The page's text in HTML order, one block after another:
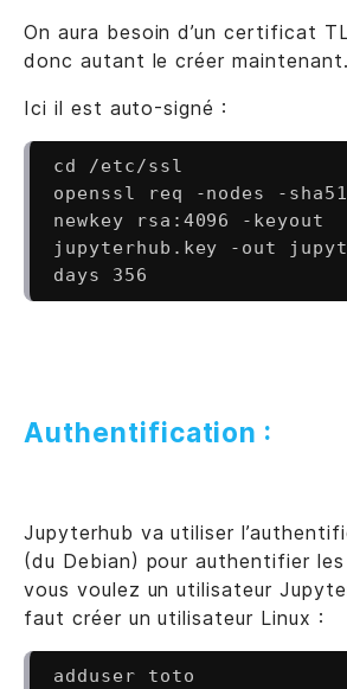
On aura besoin d’un certificat
donc autant le créer maintenant.
Ici il est auto-signé :
cd /etc/ssl
openssl req -nodes -
newkey rsa:4096 -keyout
jupyterhub.key -out
Authentification :
Jupyterhub va utiliser
(du Debian) pour authentifier
vous voulez un utilisateur
faut créer un utilisateur Linux :